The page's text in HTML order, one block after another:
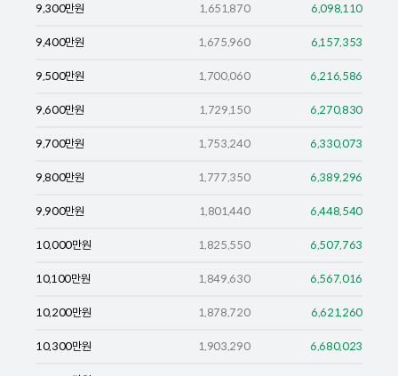
9,300만원 1,651,870 6,098,110
9,400만원 1,675,960 6,157,353
9,500만원 1,700,060 6,216,586
9,600만원 1,729,150 6,270,830
9,700만원 1,753,240 6,330,073
9,800만원 1,777,350 6,389,296
9,900만원 1,801,440 6,448,540
10,000만원 1,825,550 6,507,763
10,100만원 1,849,630 6,567,016
10,200만원 1,878,720 6,621,260
10,300만원 1,903,290 6,680,023